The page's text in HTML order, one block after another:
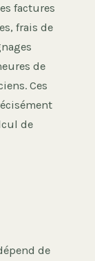
factures
frais de
de
Ces
de
de